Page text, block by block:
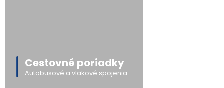
Cestovné poriadky
Autobusové a vlakové spojenia